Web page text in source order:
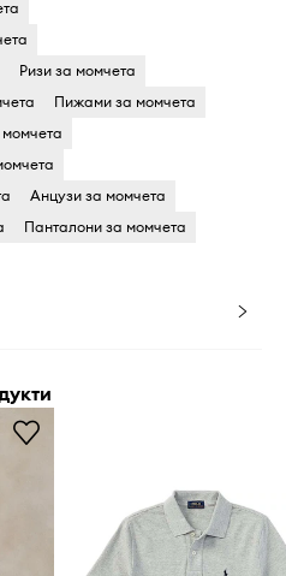
Ризи за момчета
Пижами за момчета
Анцузи за момчета
Панталони за момчета